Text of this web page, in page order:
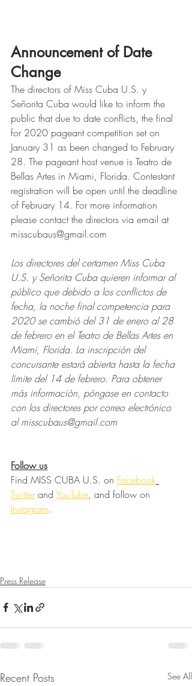
Announcement of Date
Change
The directors of Miss Cuba U.S. y
Señorita Cuba would like to inform the
public that due to date conflicts, the final
for 2020 pageant competition set on
January 31 as been changed to February
28. The pageant host venue is Teatro de
Bellas Artes in Miami, Florida. Contestant
registration will be open until the deadline
of February 14. For more information
please contact the directors via email at
misscubaus@gmail.com
Los directores del certamen Miss Cuba
U.S. y Señorita Cuba quieren informar al
público que debido a los conflictos de
fecha, la noche final competencia para
2020 se cambió del 31 de enero al 28
de febrero en el Teatro de Bellas Artes en
Miami, Florida. La inscripción del
concursante estará abierta hasta la fecha
límite del 14 de febrero. Para obtener
más información, póngase en contacto
con los directores por correo electrónico
al misscubaus@gmail.com
Follow us
Find MISS CUBA U.S. on Facebook
Twitter and YouTube, and follow on
Instagram.
Press Release
Recent Posts See All